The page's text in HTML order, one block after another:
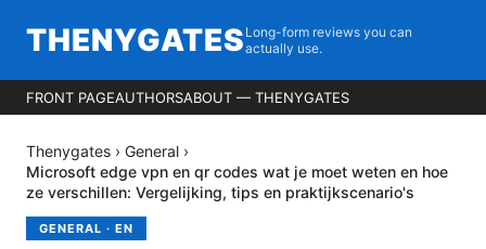
THENYGATES Long-form reviews you can
actually use.
FRONT PAGEAUTHORSABOUT — THENYGATES
Thenygates › General ›
Microsoft edge vpn en qr codes wat je moet weten en hoe
ze verschillen: Vergelijking, tips en praktijkscenario's
GENERAL · EN